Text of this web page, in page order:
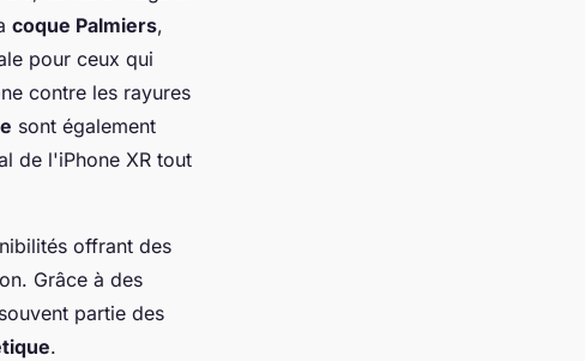
coque Palmiers,
pour ceux qui
contre les rayures
sont également
de l'iPhone XR tout
offrant des
Grâce à des
partie des
.